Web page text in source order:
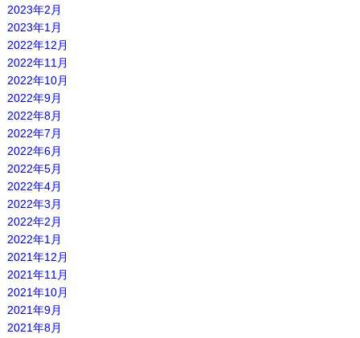
2023年2月
2023年1月
2022年12月
2022年11月
2022年10月
2022年9月
2022年8月
2022年7月
2022年6月
2022年5月
2022年4月
2022年3月
2022年2月
2022年1月
2021年12月
2021年11月
2021年10月
2021年9月
2021年8月